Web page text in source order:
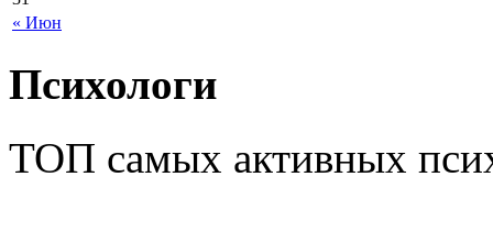
« Июн
Психологи
ТОП самых активных